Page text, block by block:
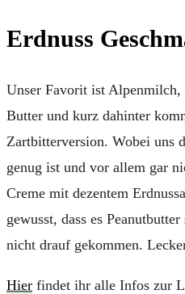
Erdnuss
Unser Favorit ist
Butter und kurz dahinter
Zartbitterversion. Wobei uns
genug ist und vor allem gar
Creme mit dezentem
gewusst, dass es
nicht drauf gekommen.
Hier findet ihr alle Infos zur